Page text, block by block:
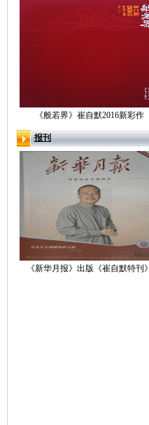
《般若界》崔自默2016新彩作
报刊
《新华月报》出版《崔自默特刊》